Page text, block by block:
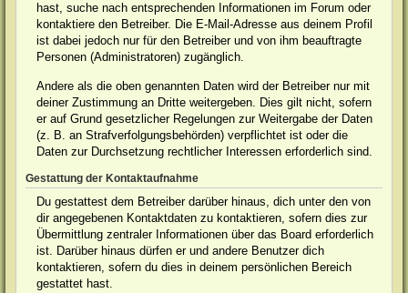
hast, suche nach entsprechenden Informationen im Forum oder
kontaktiere den Betreiber. Die E-Mail-Adresse aus deinem Profil
ist dabei jedoch nur für den Betreiber und von ihm beauftragte
Personen (Administratoren) zugänglich.
Andere als die oben genannten Daten wird der Betreiber nur mit
deiner Zustimmung an Dritte weitergeben. Dies gilt nicht, sofern
er auf Grund gesetzlicher Regelungen zur Weitergabe der Daten
(z. B. an Strafverfolgungsbehörden) verpflichtet ist oder die
Daten zur Durchsetzung rechtlicher Interessen erforderlich sind.
Gestattung der Kontaktaufnahme
Du gestattest dem Betreiber darüber hinaus, dich unter den von
dir angegebenen Kontaktdaten zu kontaktieren, sofern dies zur
Übermittlung zentraler Informationen über das Board erforderlich
ist. Darüber hinaus dürfen er und andere Benutzer dich
kontaktieren, sofern du dies in deinem persönlichen Bereich
gestattet hast.